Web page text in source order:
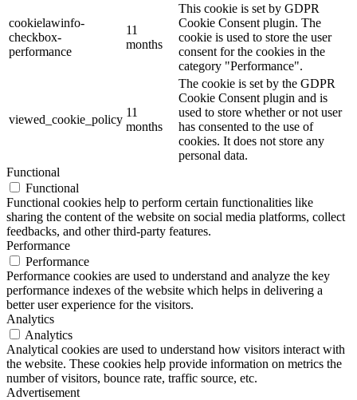
cookielawinfo-
checkbox-
performance
11
months
This cookie is set by GDPR
Cookie Consent plugin. The
cookie is used to store the user
consent for the cookies in the
category "Performance".
viewed_cookie_policy
11
months
The cookie is set by the GDPR
Cookie Consent plugin and is
used to store whether or not user
has consented to the use of
cookies. It does not store any
personal data.
Functional
Functional
Functional cookies help to perform certain functionalities like
sharing the content of the website on social media platforms, collect
feedbacks, and other third-party features.
Performance
Performance
Performance cookies are used to understand and analyze the key
performance indexes of the website which helps in delivering a
better user experience for the visitors.
Analytics
Analytics
Analytical cookies are used to understand how visitors interact with
the website. These cookies help provide information on metrics the
number of visitors, bounce rate, traffic source, etc.
Advertisement